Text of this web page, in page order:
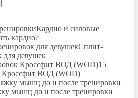
Кардио и силовые
кардио?
Сплит-
для девушек
15
Кроссфит ВОД (WOD)
мышц до и после тренировки